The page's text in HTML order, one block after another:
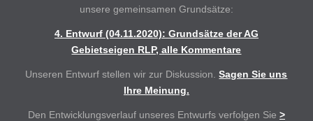
unsere gemeinsamen Grundsätze:
4. Entwurf (04.11.2020): Grundsätze der AG
Gebietseigen RLP, alle Kommentare
Unseren Entwurf stellen wir zur Diskussion.Sagen Sie uns
Ihre Meinung.
Den Entwicklungsverlauf unseres Entwurfs verfolgen Sie >